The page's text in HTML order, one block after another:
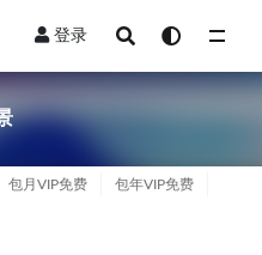
登录
包月VIP免费 包年VIP免费